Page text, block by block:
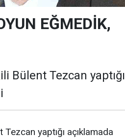
EĞMEDİK,
Bülent Tezcan yaptığı
yaptığı açıklamada